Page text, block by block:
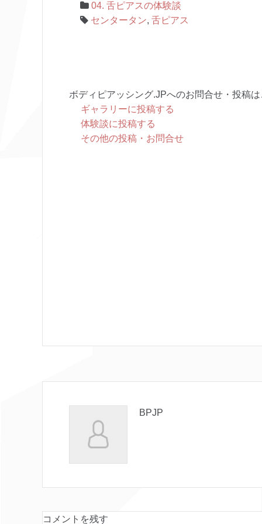
04. 舌ピアスの体験談
センタータン, 舌ピアス
ボディピアッシング.JPへのお問合せ・投稿
ギャラリーに投稿する
体験談に投稿する
その他の投稿・お問合せ
BPJP
コメントを残す